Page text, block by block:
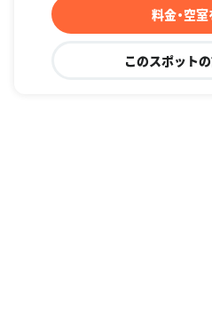
料金・空
このスポット